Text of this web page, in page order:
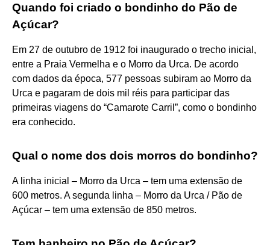
Quando foi criado o bondinho do Pão de
Açúcar?
Em 27 de outubro de 1912 foi inaugurado o trecho inicial,
entre a Praia Vermelha e o Morro da Urca. De acordo
com dados da época, 577 pessoas subiram ao Morro da
Urca e pagaram de dois mil réis para participar das
primeiras viagens do “Camarote Carril”, como o bondinho
era conhecido.
Qual o nome dos dois morros do bondinho?
A linha inicial – Morro da Urca – tem uma extensão de
600 metros. A segunda linha – Morro da Urca / Pão de
Açúcar – tem uma extensão de 850 metros.